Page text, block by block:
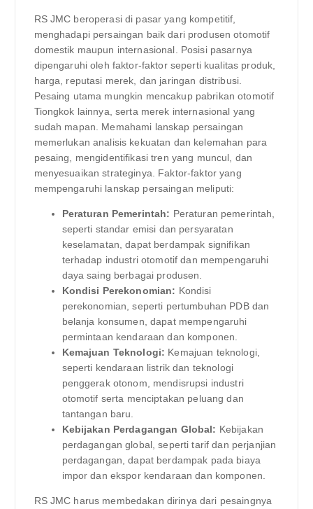
RS JMC beroperasi di pasar yang kompetitif,
menghadapi persaingan baik dari produsen otomotif
domestik maupun internasional. Posisi pasarnya
dipengaruhi oleh faktor-faktor seperti kualitas produk,
harga, reputasi merek, dan jaringan distribusi.
Pesaing utama mungkin mencakup pabrikan otomotif
Tiongkok lainnya, serta merek internasional yang
sudah mapan. Memahami lanskap persaingan
memerlukan analisis kekuatan dan kelemahan para
pesaing, mengidentifikasi tren yang muncul, dan
menyesuaikan strateginya. Faktor-faktor yang
mempengaruhi lanskap persaingan meliputi:
Peraturan Pemerintah: Peraturan pemerintah,
seperti standar emisi dan persyaratan
keselamatan, dapat berdampak signifikan
terhadap industri otomotif dan mempengaruhi
daya saing berbagai produsen.
Kondisi Perekonomian: Kondisi
perekonomian, seperti pertumbuhan PDB dan
belanja konsumen, dapat mempengaruhi
permintaan kendaraan dan komponen.
Kemajuan Teknologi: Kemajuan teknologi,
seperti kendaraan listrik dan teknologi
penggerak otonom, mendisrupsi industri
otomotif serta menciptakan peluang dan
tantangan baru.
Kebijakan Perdagangan Global: Kebijakan
perdagangan global, seperti tarif dan perjanjian
perdagangan, dapat berdampak pada biaya
impor dan ekspor kendaraan dan komponen.
RS JMC harus membedakan dirinya dari pesaingnya